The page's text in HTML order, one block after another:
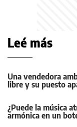
Leé más
Una vendedora
libre y su puesto
¿Puede la música
armónica en un